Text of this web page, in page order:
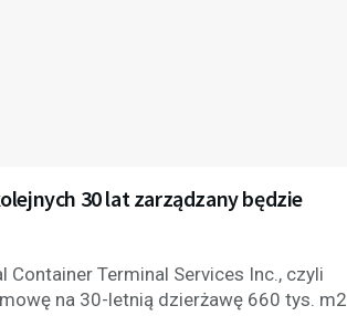
30 lat zarządzany będzie
Terminal Services Inc., czyli
na 30-letnią dzierżawę 660 tys. m2